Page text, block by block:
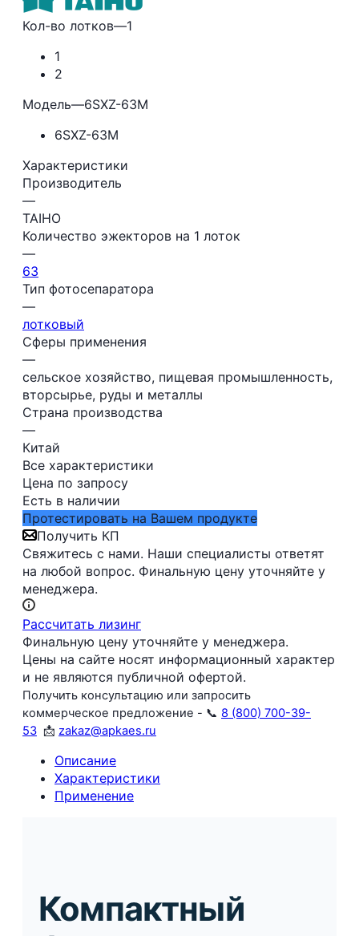
Кол-во лотков—1
1
2
Модель—6SXZ-63М
6SXZ-63М
Характеристики
Производитель
—
TAIHO
Количество эжекторов на 1 лоток
—
63
Тип фотосепаратора
—
лотковый
Сферы применения
—
сельское хозяйство, пищевая промышленность,
вторсырье, руды и металлы
Страна производства
—
Китай
Все характеристики
Цена по запросу
Есть в наличии
Протестировать на Вашем продукте
Получить КП
Свяжитесь с нами. Наши специалисты ответят
на любой вопрос. Финальную цену уточняйте у
менеджера.
Рассчитать лизинг
Финальную цену уточняйте у менеджера.
Цены на сайте носят информационный характер
и не являются публичной офертой.
Получить консультацию или запросить
коммерческое предложение - 📞 8 (800) 700-39-
53 📩 zakaz@apkaes.ru
Описание
Характеристики
Применение
Компактный